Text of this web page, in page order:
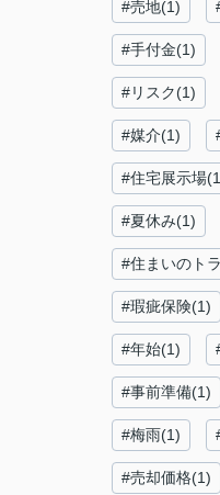
#売地(1)
#手付金(1)
#リスク(1)
#媒介(1)
#住宅展示場
#夏休み(1)
#住まいのト
#瑕疵保険(1)
#年始(1)
#事前準備(1)
#梅雨(1)
#売却価格(1)